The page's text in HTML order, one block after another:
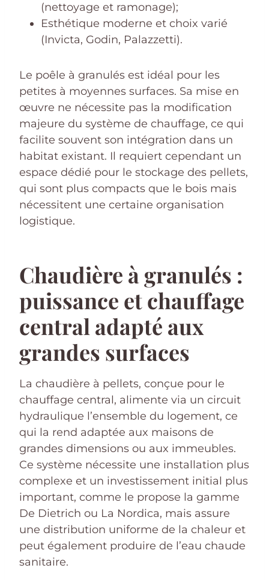
(nettoyage et ramonage);
Esthétique moderne et choix varié
(Invicta, Godin, Palazzetti).
Le poêle à granulés est idéal pour les
petites à moyennes surfaces. Sa mise en
œuvre ne nécessite pas la modification
majeure du système de chauffage, ce qui
facilite souvent son intégration dans un
habitat existant. Il requiert cependant un
espace dédié pour le stockage des pellets,
qui sont plus compacts que le bois mais
nécessitent une certaine organisation
logistique.
Chaudière à granulés :
puissance et chauffage
central adapté aux
grandes surfaces
La chaudière à pellets, conçue pour le
chauffage central, alimente via un circuit
hydraulique l’ensemble du logement, ce
qui la rend adaptée aux maisons de
grandes dimensions ou aux immeubles.
Ce système nécessite une installation plus
complexe et un investissement initial plus
important, comme le propose la gamme
De Dietrich ou La Nordica, mais assure
une distribution uniforme de la chaleur et
peut également produire de l’eau chaude
sanitaire.